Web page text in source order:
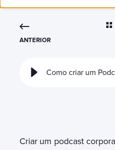
ANTERIOR
Criar um podcast